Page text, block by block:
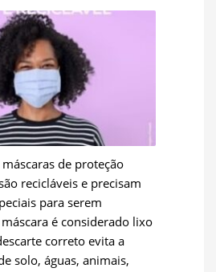
de proteção
recicláveis e precisam
para serem
é considerado lixo
correto evita a
solo, águas, animais,